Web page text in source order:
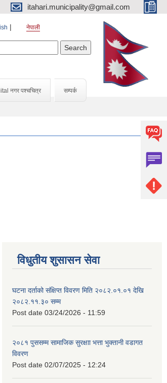
itahari.municipality@gmail.com
नेपाली
नगर पश्चचित्र सम्पर्क
विधुतीय शुसासन सेवा
घटना दर्ताको संक्षिप्त विवरण मिति २०८२.०१.०१ देखि
२०८२.११.३० सम्म
Post date 03/24/2026 - 11:59
२०८१ पुससम्म सामाजिक सुरक्षाा भत्ता भुक्तानी वडागत
विवरण
Post date 02/07/2025 - 12:24